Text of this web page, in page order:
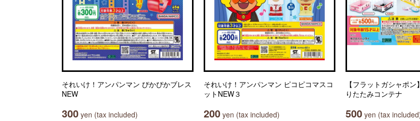
それいけ！アンパンマン ぴかぴかブレス
NEW
300 yen (tax included)
それいけ！アンパンマン ピコピコマスコ
ットNEW３
200 yen (tax included)
【フラットガシャポ
りたたみコンテナ
500 yen (tax